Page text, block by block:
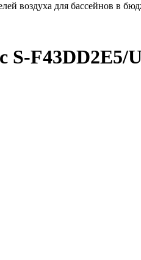
воздуха для бассейнов в
S-F43DD2E5/